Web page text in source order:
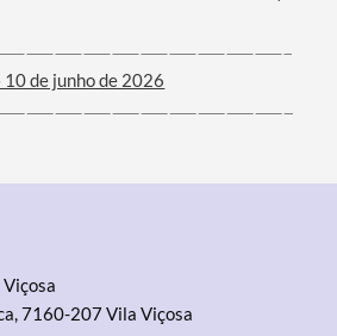
de junho de 2026
7160-207 Vila Viçosa